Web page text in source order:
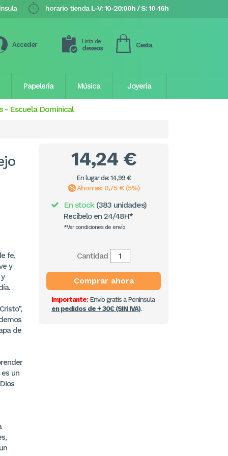
horario tienda L-V: 10-20:00h / S: 10-16h
Acceder Lista de
deseos Cesta
Papelería Música Joyería
- Escuela Dominical
fe,
y
de
un
14,24 €
En lugar de: 14,99 €
Ahorras: 0,75 € (5%)
En stock (383 unidades)
Recíbelo en 24/48H*
*Ver condiciones de envío
Cantidad
Comprar ahora
Importante:Envío gratis a Península
en pedidos de + 30€ (SIN IVA).